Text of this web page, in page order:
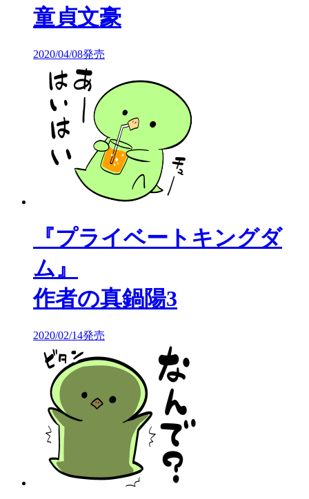
童貞文豪
2020/04/08発売
『プライベートキングダ
ム』
作者の真鍋陽3
2020/02/14発売